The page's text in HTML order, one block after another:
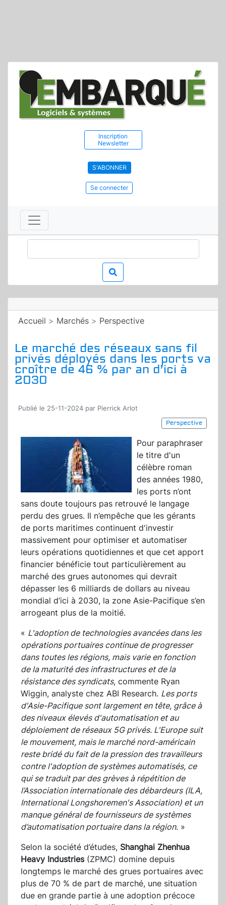
Inscription
Newsletter
S'ABONNER
Se connecter
Accueil > Marchés > Perspective
Le marché des réseaux sans fil
privés déployés dans les ports va
croître de 46 % par an d’ici à
2030
Publié le 25-11-2024 par Pierrick Arlot
Perspective
Pour paraphraser
le titre d'un
célèbre roman
des années 1980,
les ports n’ont
sans doute toujours pas retrouvé le langage
perdu des grues. Il n’empêche que les gérants
de ports maritimes continuent d'investir
massivement pour optimiser et automatiser
leurs opérations quotidiennes et que cet apport
financier bénéficie tout particulièrement au
marché des grues autonomes qui devrait
dépasser les 6 milliards de dollars au niveau
mondial d’ici à 2030, la zone Asie-Pacifique s’en
arrogeant plus de la moitié.
« L'adoption de technologies avancées dans les
opérations portuaires continue de progresser
dans toutes les régions, mais varie en fonction
de la maturité des infrastructures et de la
résistance des syndicats, commente Ryan
Wiggin, analyste chez ABI Research. Les ports
d'Asie-Pacifique sont largement en tête, grâce à
des niveaux élevés d'automatisation et au
déploiement de réseaux 5G privés. L'Europe suit
le mouvement, mais le marché nord-américain
reste bridé du fait de la pression des travailleurs
contre l'adoption de systèmes automatisés, ce
qui se traduit par des grèves à répétition de
l’Association internationale des débardeurs (ILA,
International Longshoremen's Association) et un
manque général de fournisseurs de systèmes
d’automatisation portuaire dans la région. »
Selon la société d’études, Shanghai Zhenhua
Heavy Industries(ZPMC) domine depuis
longtemps le marché des grues portuaires avec
plus de 70 % de part de marché, une situation
due en grande partie à une adoption précoce